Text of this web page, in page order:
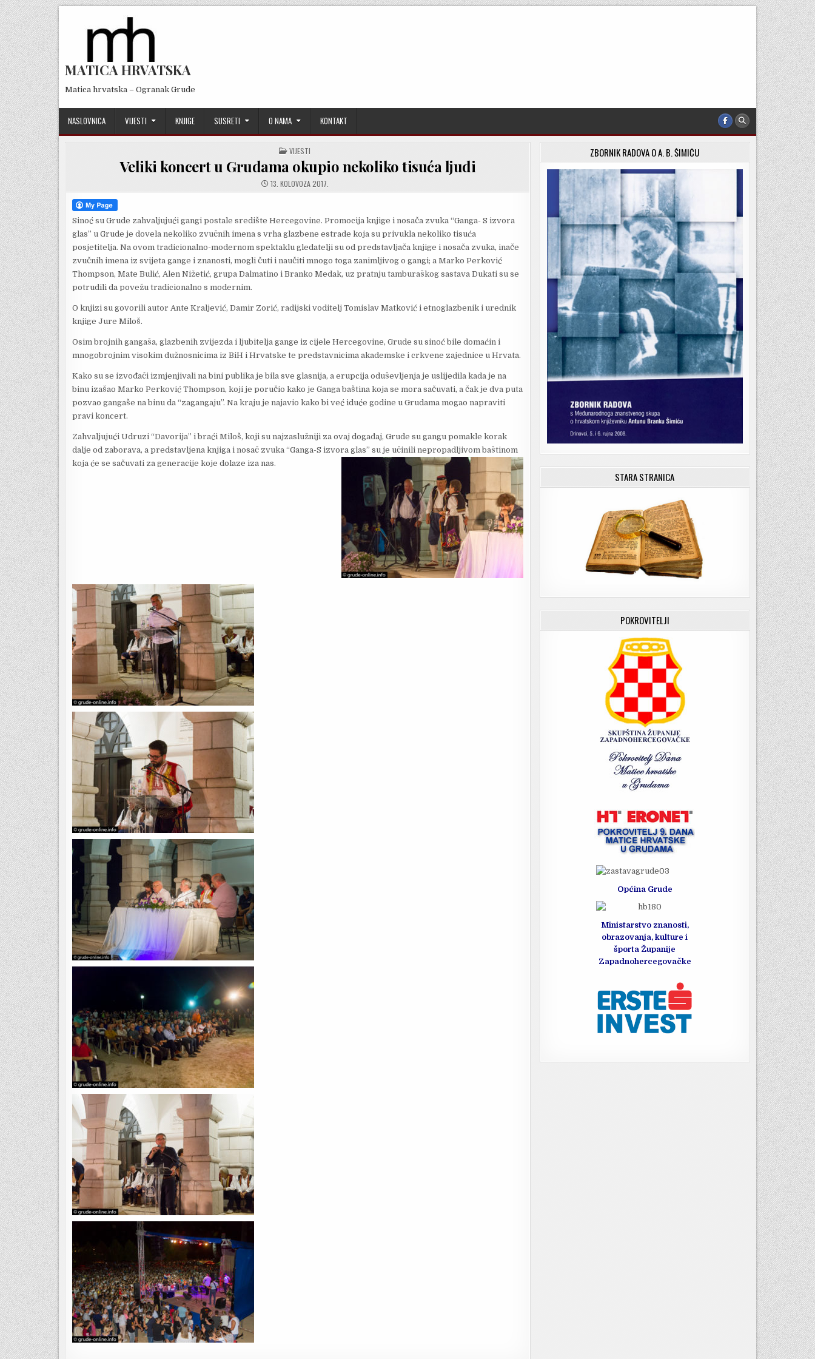
Skip
to
content
MATICA HRVATSKA
Matica hrvatska – Ogranak Grude
NASLOVNICA VIJESTI KNJIGE SUSRETI O NAMA KONTAKT
POSTED
IN
VIJESTI
Veliki koncert u Grudama okupio nekoliko tisuća ljudi
13. KOLOVOZA 2017.
Sinoć su Grude zahvaljujući gangi postale središte Hercegovine. Promocija knjige i nosača zvuka “Ganga- S izvora
glas” u Grude je dovela nekoliko zvučnih imena s vrha glazbene estrade koja su privukla nekoliko tisuća
posjetitelja. Na ovom tradicionalno-modernom spektaklu gledatelji su od predstavljača knjige i nosača zvuka, inače
zvučnih imena iz svijeta gange i znanosti, mogli čuti i naučiti mnogo toga zanimljivog o gangi; a Marko Perković
Thompson, Mate Bulić, Alen Nižetić, grupa Dalmatino i Branko Medak, uz pratnju tamburaškog sastava Dukati su se
potrudili da povežu tradicionalno s modernim.
O knjizi su govorili autor Ante Kraljević, Damir Zorić, radijski voditelj Tomislav Matković i etnoglazbenik i urednik
knjige Jure Miloš.
Osim brojnih gangaša, glazbenih zvijezda i ljubitelja gange iz cijele Hercegovine, Grude su sinoć bile domaćin i
mnogobrojnim visokim dužnosnicima iz BiH i Hrvatske te predstavnicima akademske i crkvene zajednice u Hrvata.
Kako su se izvođači izmjenjivali na bini publika je bila sve glasnija, a erupcija oduševljenja je uslijedila kada je na
binu izašao Marko Perković Thompson, koji je poručio kako je Ganga baština koja se mora sačuvati, a čak je dva puta
pozvao gangaše na binu da “zagangaju”. Na kraju je najavio kako bi već iduće godine u Grudama mogao napraviti
pravi koncert.
Zahvaljujući Udruzi “Davorija” i braći Miloš, koji su najzaslužniji za ovaj događaj, Grude su gangu pomakle korak
dalje od zaborava, a predstavljena knjiga i nosač zvuka “Ganga-S izvora glas” su je učinili nepropadljivom baštinom
koja će se sačuvati za generacije koje dolaze iza nas.
ZBORNIK RADOVA O A. B. ŠIMIĆU
STARA STRANICA
POKROVITELJI
Općina Grude
Ministarstvo znanosti,
obrazovanja, kulture i
športa Županije
Zapadnohercegovačke